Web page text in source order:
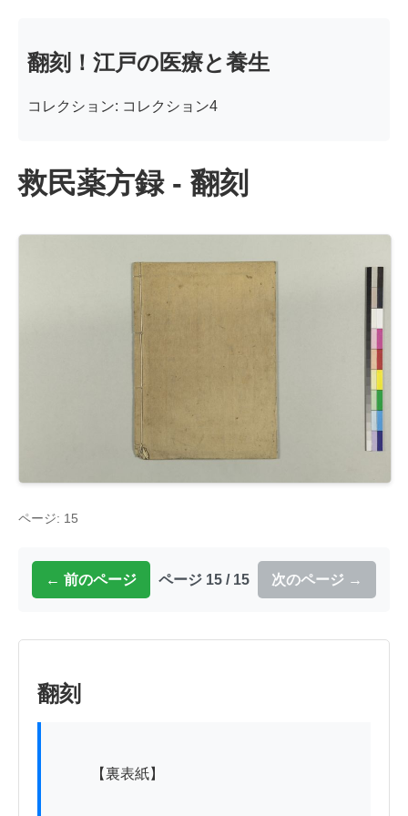
翻刻！江戸の医療と養生
コレクション: コレクション4
救民薬方録 - 翻刻
ページ: 15
← 前のページ ページ 15 / 15 次のページ →
翻刻